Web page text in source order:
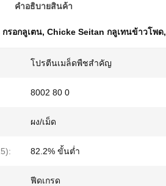
คําอธิบายสินค้า
รอกลูเตน, Chicke Seitan กลูเทนข้าวโพด,
โปรตีนเมล็ดพืชสําคัญ
8002 80 0
ผง/เม็ด
82.2% ขั้นต่ำ
ฟีดเกรด